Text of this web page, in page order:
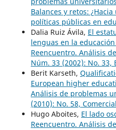
Balances y retos:
políticas públicas en
Dalia Ruiz Ávila, El
lenguas en la
Reencuentro. Análisis
Núm. 33 (2002): No.
Berit Karseth,
European higher
Análisis de problemas
(2010): No. 58,
Hugo Aboites, El lado
Reencuentro. Análisis